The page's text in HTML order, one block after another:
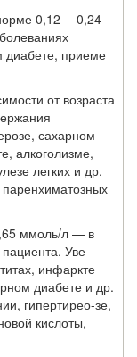
0,12— 0,24
диабете, приеме
от воз­раста
сахарном
алкоголизме,
легких и др.
ммоль/л — в
пациента. Уве­
инфаркте
диабете и др.
гипертирео-зе,
кисло­ты,